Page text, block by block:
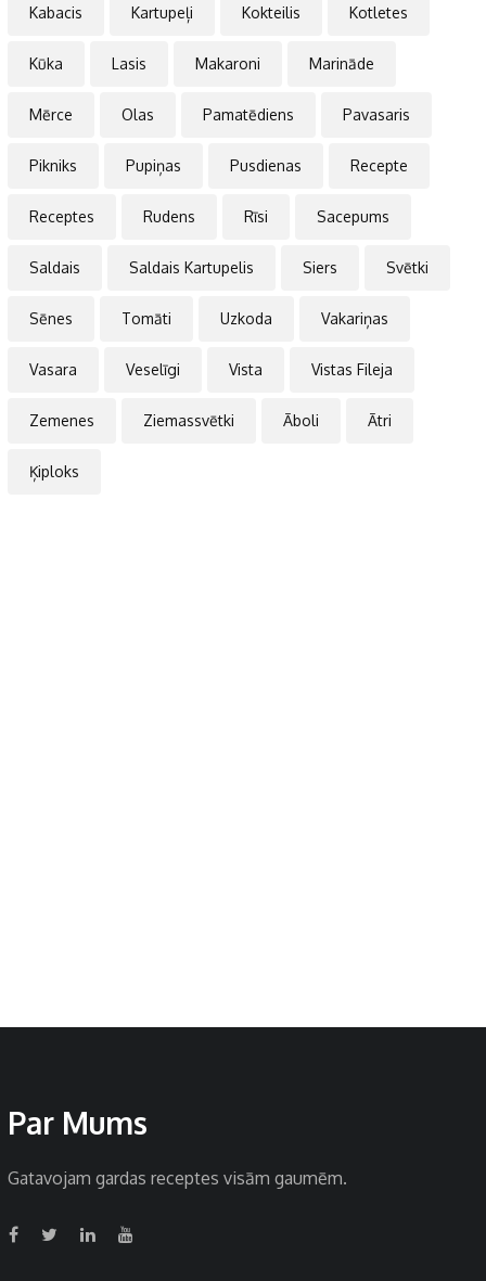
Kabacis Kartupeļi Kokteilis Kotletes
Kūka Lasis Makaroni Marināde
Mērce Olas Pamatēdiens Pavasaris
Pikniks Pupiņas Pusdienas Recepte
Receptes Rudens Rīsi Sacepums
Saldais Saldais Kartupelis Siers Svētki
Sēnes Tomāti Uzkoda Vakariņas
Vasara Veselīgi Vista Vistas Fileja
Zemenes Ziemassvētki Āboli Ātri
Ķiploks
Par Mums
Gatavojam gardas receptes visām gaumēm.